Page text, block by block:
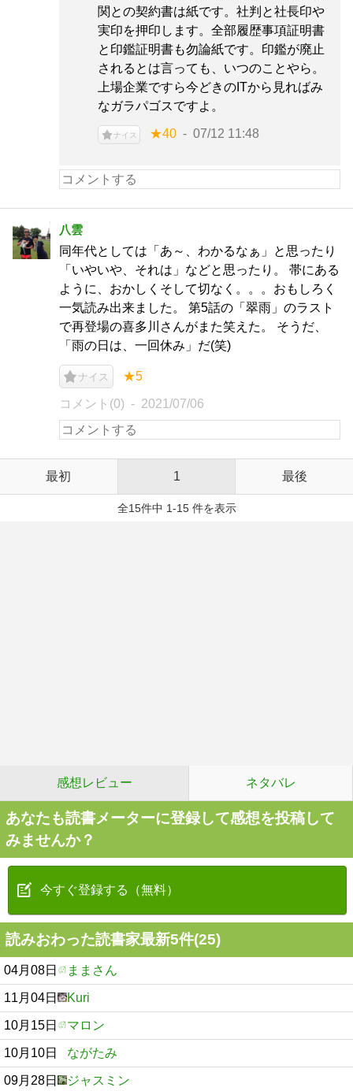
関との契約書は紙です。社判と社長印や
実印を押印します。全部履歴事項証明書
と印鑑証明書も勿論紙です。印鑑が廃止
されるとは言っても、いつのことやら。
上場企業ですら今どきのITから見ればみ
なガラパゴスですよ。
ナイス ★40 07/12 11:48
八雲
同年代としては「あ～、わかるなぁ」と思ったり
「いやいや、それは」などと思ったり。 帯にある
ように、おかしくそして切なく。。。おもしろく
一気読み出来ました。 第5話の「翠雨」のラスト
で再登場の喜多川さんがまた笑えた。 そうだ、
「雨の日は、一回休み」だ(笑)
ナイス ★5
コメント(0) 2021/07/06
最初 1 最後
全15件中 1-15 件を表示
感想レビュー ネタバレ
あなたも読書メーターに登録して感想を投稿して
みませんか？
今すぐ登録する（無料）
読みおわった読書家最新5件(25)
04月08日 ままさん
11月04日 Kuri
10月15日 マロン
10月10日 ながたみ
09月28日 ジャスミン